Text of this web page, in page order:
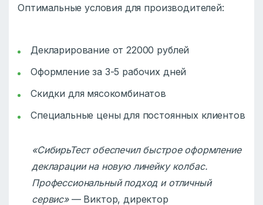
Оптимальные условия для производителей:
Декларирование от 22000 рублей
Оформление за 3-5 рабочих дней
Скидки для мясокомбинатов
Специальные цены для постоянных клиентов
«СибирьТест обеспечил быстрое оформление
декларации на новую линейку колбас.
Профессиональный подход и отличный
сервис»— Виктор, директор